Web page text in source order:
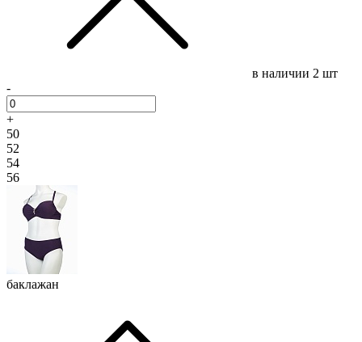
в наличии 2 шт
-
+
50
52
54
56
баклажан